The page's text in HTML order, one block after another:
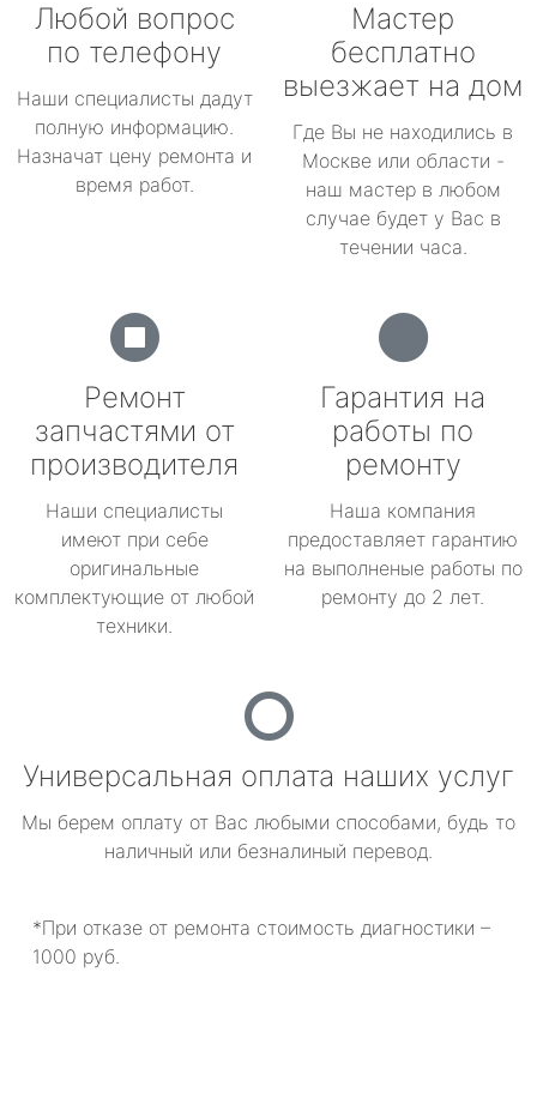
Любой вопрос
по телефону
Наши специалисты дадут
полную информацию.
Назначат цену ремонта и
время работ.
Мастер
бесплатно
выезжает на дом
Где Вы не находились в
Москве или области -
наш мастер в любом
случае будет у Вас в
течении часа.
Ремонт
запчастями от
производителя
Наши специалисты
имеют при себе
оригинальные
комплектующие от любой
техники.
Гарантия на
работы по
ремонту
Наша компания
предоставляет гарантию
на выполненые работы по
ремонту до 2 лет.
Универсальная оплата наших услуг
Мы берем оплату от Вас любыми способами, будь то
наличный или безналиный перевод.
*При отказе от ремонта стоимость диагностики –
1000 руб.